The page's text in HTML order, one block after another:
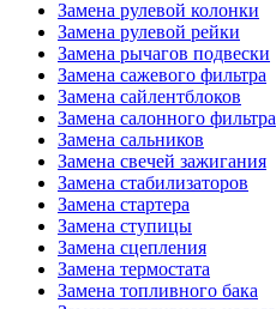
Замена рулевой колонки
Замена рулевой рейки
Замена рычагов подвески
Замена сажевого фильтра
Замена сайлентблоков
Замена салонного фильтра
Замена сальников
Замена свечей зажигания
Замена стабилизаторов
Замена стартера
Замена ступицы
Замена сцепления
Замена термостата
Замена топливного бака